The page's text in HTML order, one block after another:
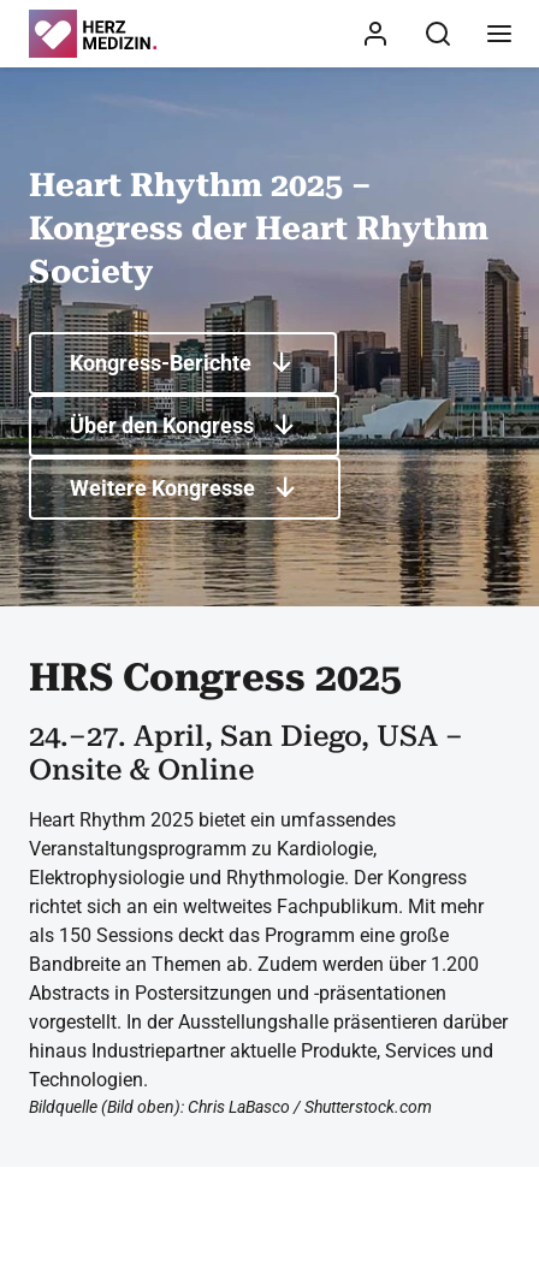
Heart Rhythm 2025 –
Kongress der Heart Rhythm
Society
Kongress-Berichte
Über den Kongress
Weitere Kongresse
HRS Congress 2025
24.–27. April, San Diego, USA –
Onsite & Online
Heart Rhythm 2025 bietet ein umfassendes
Veranstaltungsprogramm zu Kardiologie,
Elektrophysiologie und Rhythmologie. Der Kongress
richtet sich an ein weltweites Fachpublikum. Mit mehr
als 150 Sessions deckt das Programm eine große
Bandbreite an Themen ab. Zudem werden über 1.200
Abstracts in Postersitzungen und -präsentationen
vorgestellt. In der Ausstellungshalle präsentieren darüber
hinaus Industriepartner aktuelle Produkte, Services und
Technologien.
Bildquelle (Bild oben): Chris LaBasco / Shutterstock.com